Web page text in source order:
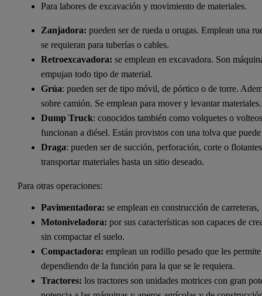
Para labores de excavación y movimiento de materiales.
Zanjadora: pueden ser de rueda u orugas. Emplean una
se requieran para tuberías o cables.
Retroexcavadora: se emplean en excavadora. Son
empujan todo tipo de material.
Grúa: pueden ser de tipo móvil, de pórtico o de torre.
sobre camión. Se emplean para mover y levantar materiales.
Dump Truck: conocidos también como volquetes o
funcionan a diésel. Están provistos con una tolva que
Draga: pueden ser de succión, perforación, corte o
transportar materiales hasta un sitio deseado.
Para otras operaciones:
Pavimentadora: se emplean en construcción de
Motoniveladora: por sus características son capaces de
sin compactar el suelo.
Compactadora: emplean un rodillo pesado que les
dependiendo de la función para la que se le requiera.
Tractores: los tractores son unidades motrices con gran